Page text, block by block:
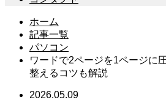
ホーム
記事一覧
パソコン
ワードで2ページを1ページに
整えるコツも解説
2026.05.09